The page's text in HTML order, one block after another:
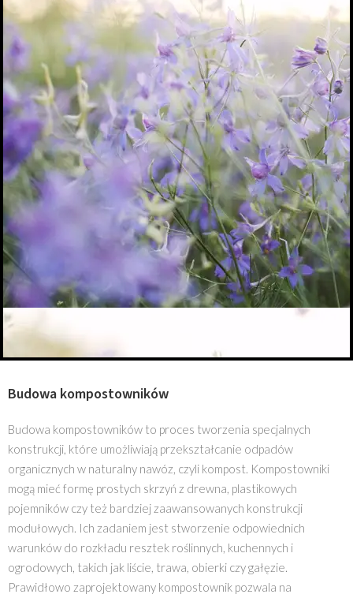
Budowa kompostowników
Budowa kompostowników to proces tworzenia specjalnych
konstrukcji, które umożliwiają przekształcanie odpadów
organicznych w naturalny nawóz, czyli kompost. Kompostowniki
mogą mieć formę prostych skrzyń z drewna, plastikowych
pojemników czy też bardziej zaawansowanych konstrukcji
modułowych. Ich zadaniem jest stworzenie odpowiednich
warunków do rozkładu resztek roślinnych, kuchennych i
ogrodowych, takich jak liście, trawa, obierki czy gałęzie.
Prawidłowo zaprojektowany kompostownik pozwala na